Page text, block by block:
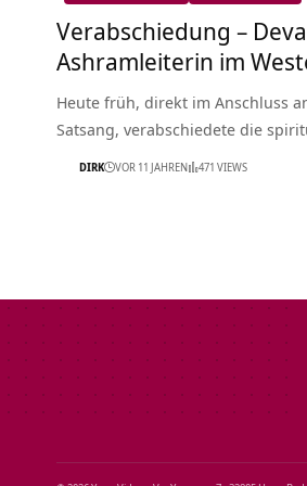
Verabschiedung –
Ashramleiterin im
Heute früh, direkt im Anschluss
Satsang, verabschiedete die
DIRK VOR 11 JAHREN 471 VIEWS